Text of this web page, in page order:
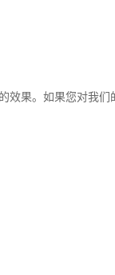
果。如果您对我们